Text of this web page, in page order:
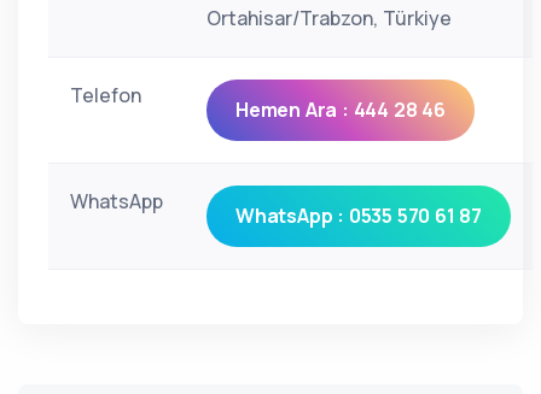
Ortahisar/Trabzon, Türkiye
Telefon
Hemen Ara : 444 28 46
WhatsApp
WhatsApp : 0535 570 61 87